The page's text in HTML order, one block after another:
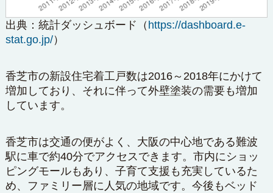
出典： 統計ダッシュボード （ https://dashboard.e-
stat.go.jp/）
香芝市の新設住宅着工戸数は2016～2018年にかけて
増加しており、それに伴って外壁塗装の需要も増加
しています。
香芝市は交通の便がよく、大阪の中心地である難波
駅に車で約40分でアクセスできます。市内にショッ
ピングモールもあり、子育て支援も充実しているた
め、ファミリー層に人気の地域です。今後もベッド